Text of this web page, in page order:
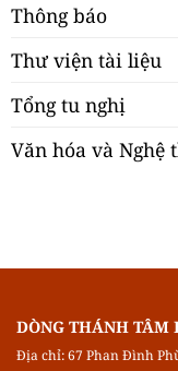
Thông báo
Thư viện tài liệu
Tổng tu nghị
Văn hóa và Nghệ
DÒNG THÁNH TÂM
Địa chỉ: 67 Phan Đình